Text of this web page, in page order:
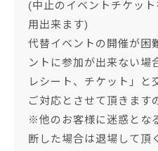
(中止のイベントチケッ
用出来ます)
代替イベントの開催が困
ントに参加が出来ない場
レシート、チケット」と
ご対応とさせて頂きます
※他のお客様に迷惑とな
断した場合は退場して頂